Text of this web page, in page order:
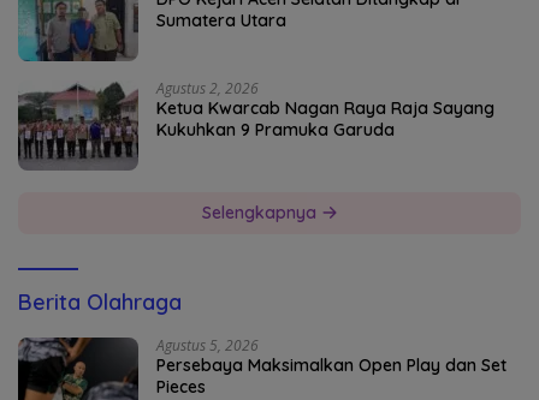
Sumatera Utara
Agustus 2, 2026
Ketua Kwarcab Nagan Raya Raja Sayang
Kukuhkan 9 Pramuka Garuda
Selengkapnya
Berita Olahraga
Agustus 5, 2026
Persebaya Maksimalkan Open Play dan Set
Pieces